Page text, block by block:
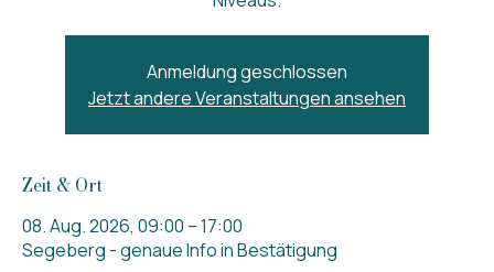
Anmeldung geschlossen
Jetzt andere Veranstaltungen ansehen
Zeit & Ort
08. Aug. 2026, 09:00 – 17:00
Segeberg - genaue Info in Bestätigung